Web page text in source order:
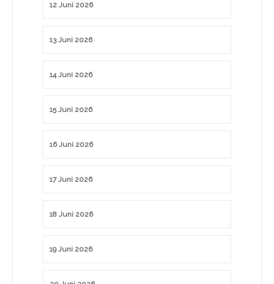
12 Juni 2026
13 Juni 2026
14 Juni 2026
15 Juni 2026
16 Juni 2026
17 Juni 2026
18 Juni 2026
19 Juni 2026